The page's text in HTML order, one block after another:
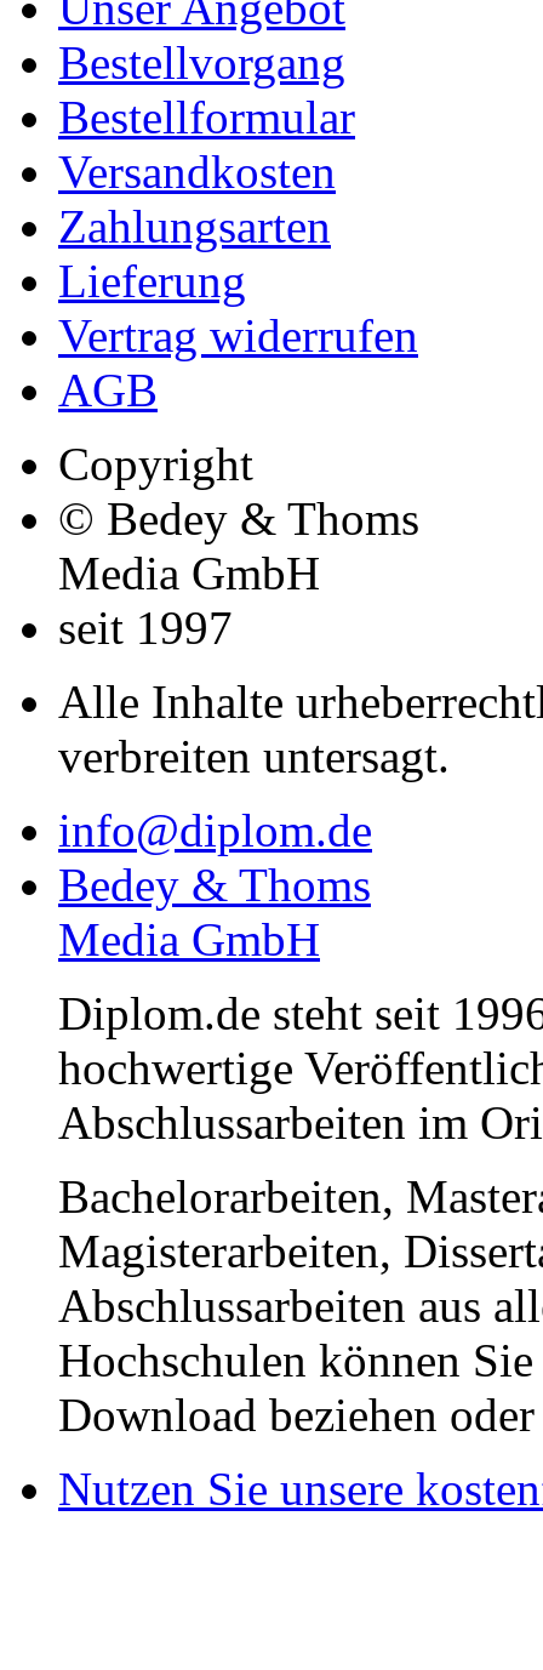
Bestellvorgang
Bestellformular
Versandkosten
Zahlungsarten
Lieferung
Vertrag widerrufen
AGB
Copyright
© Bedey & Thoms
Media GmbH
seit 1997
Alle Inhalte
verbreiten untersagt.
info@diplom.de
Bedey & Thoms
Media GmbH
Diplom.de steht seit
hochwertige
Abschlussarbeiten im
Bachelorarbeiten,
Magisterarbeiten,
Abschlussarbeiten aus
Hochschulen können
Download beziehen
Nutzen Sie unsere